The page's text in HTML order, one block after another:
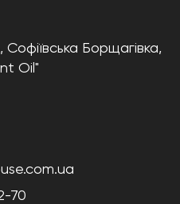
Борщагівка,
Oil"
70